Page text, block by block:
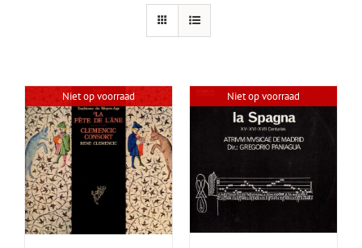
Niet op voorraad Niet op voorraad